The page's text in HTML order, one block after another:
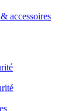
accessoires